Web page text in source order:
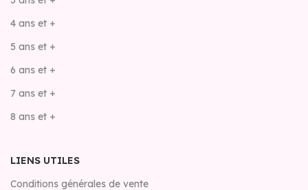
4 ans et +
5 ans et +
6 ans et +
7 ans et +
8 ans et +
LIENS UTILES
Conditions générales de vente